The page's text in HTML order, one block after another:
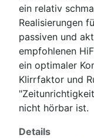
ein relativ
Realisierungen
passiven und
empfohlenen
ein optimaler
Klirrfaktor und
nicht hörbar ist.
Details